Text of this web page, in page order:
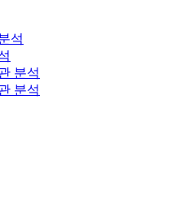
석
분석
분석